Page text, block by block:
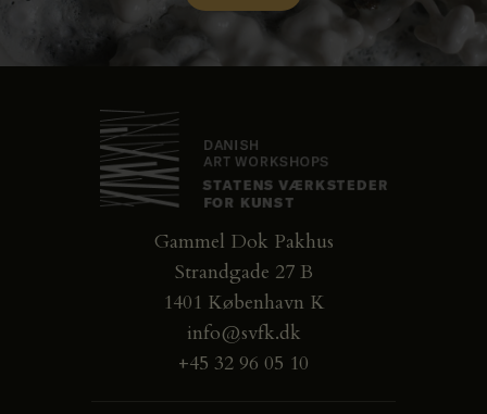
Gammel Dok Pakhus
Strandgade 27 B
1401 København K
info@svfk.dk
+45 32 96 05 10